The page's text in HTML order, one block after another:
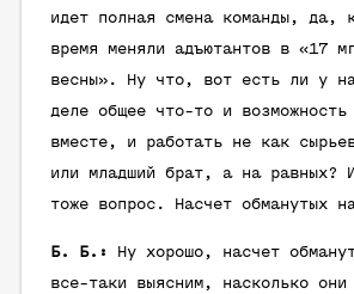
идет полная смена команды, да,
время меняли адъютантов в «17
весны». Ну что, вот есть ли у
деле общее что-то и возможность
вместе, и работать не как
или младший брат, а на равных?
тоже вопрос. Насчет обманутых
Б. Б.:
Ну хорошо, насчет
все-таки выясним, насколько